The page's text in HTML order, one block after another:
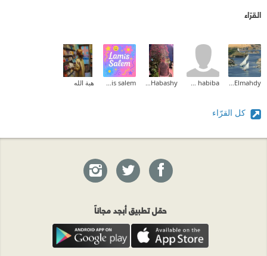
القرّاء
Eman Elmahdy
om habiba
Mohamed Habashy
lamis salem هبة الله
كل القرّاء
حمّل تطبيق أبجد مجاناً